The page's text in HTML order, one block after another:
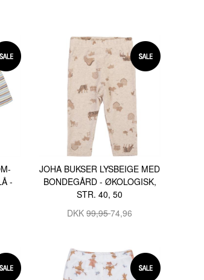
-
JOHA BUKSER LYSBEIGE MED
BONDEGÅRD - ØKOLOGISK,
STR. 40, 50
DKK99,9574,96